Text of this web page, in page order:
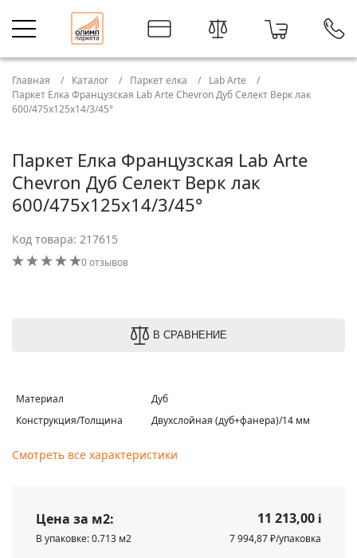
Главная Каталог Паркет елка
Lab Arte
Паркет Елка Французская Lab Arte Chevron Дуб Селект Верк лак
600/475х125х14/3/45°
Паркет Елка Французская Lab Arte
Chevron Дуб Селект Верк лак
600/475х125х14/3/45°
Код товара: 217615
0 отзывов
В СРАВНЕНИЕ
Материал
Дуб
Конструкция/Толщина
Двухслойная (дуб+фанера)/14 мм
Смотреть все характеристики
Цена за м2: 11 213,00 i
В упаковке: 0.713 м2
7 994,87 ₽/упаковка